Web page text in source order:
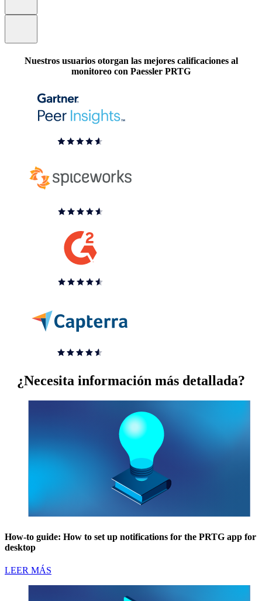
Nuestros usuarios otorgan las mejores calificaciones al
monitoreo con Paessler PRTG
¿Necesita información más detallada?
How-to guide: How to set up notifications for the PRTG app for
desktop
LEER MÁS